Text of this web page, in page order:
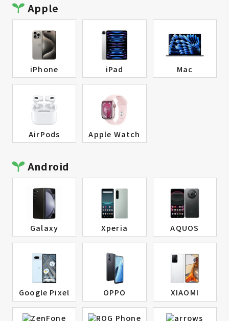
Apple
iPhone iPad Mac
AirPods Apple Watch
Android
Galaxy Xperia AQUOS
Google Pixel OPPO XIAOMI